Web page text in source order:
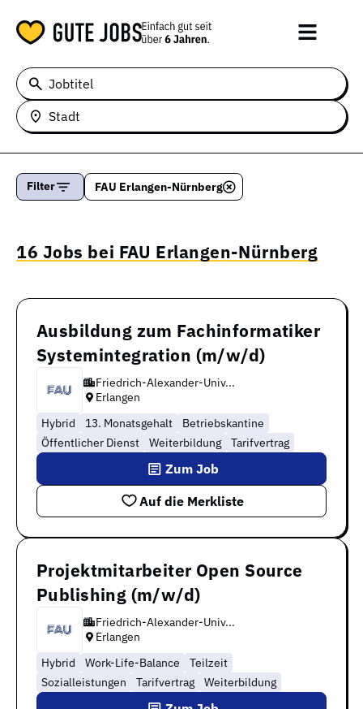
Jobtitel
Stadt
Filter FAU Erlangen-Nürnberg
16 Jobs bei FAU Erlangen-Nürnberg
Ausbildung zum Fachinformatiker
Systemintegration (m/w/d)
Friedrich-Alexander-Univ...
Erlangen
Hybrid
13. Monatsgehalt
Betriebskantine
Öffentlicher Dienst
Weiterbildung Tarifvertrag
Auf die Merkliste
Zum Job
Projektmitarbeiter Open Source
Publishing (m/w/d)
Friedrich-Alexander-Univ...
Erlangen
Hybrid
Work-Life-Balance
Teilzeit
Sozialleistungen
Tarifvertrag Weiterbildung